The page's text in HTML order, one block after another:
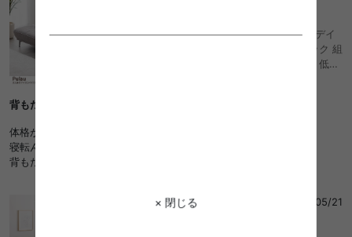
× 閉じる
幅136 ソファ 2人掛け アイランド ベンチ デイ
ベッド フロア ロー アームレス ファブリック 組
立簡単 脚取り外し可能 コンパクト 小さめ 低め
背もたれがないのがよかった
体格が大きいのでゆったり座れるものを探していました。
寝転んでもいい感じです。
背もたれもあるみたいなので気になり中です！
ゆーきゃんさん
2025/05/21